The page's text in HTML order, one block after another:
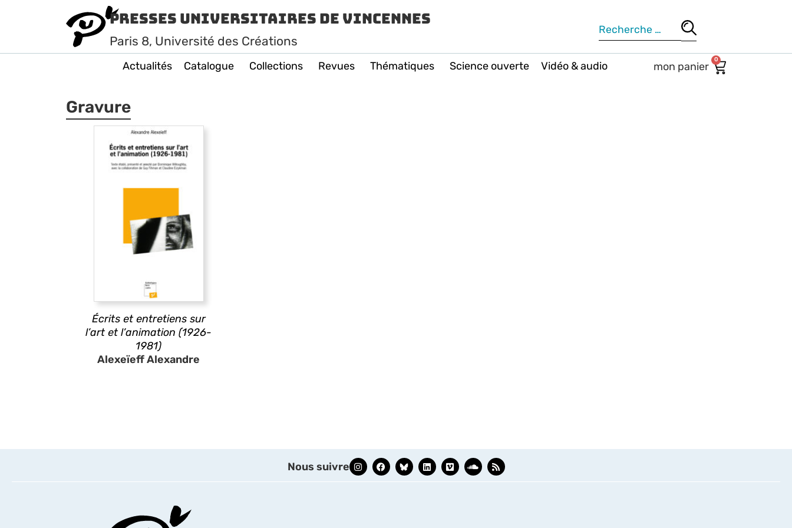
Presses Universitaires de Vincennes
Paris 8, Université des Créations
Actualités Catalogue Collections Revues Thématiques Science ouverte Vidéo & audio 0
Gravure
Écrits et entretiens sur
l’art et l’animation (1926-
1981)
Alexeïeff Alexandre
Nous suivre